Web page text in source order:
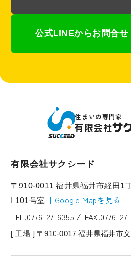
公式LINEからお問合せ
住まいの専門家
有限会社サクシード
〒910-0011 福井県福井市経田1
I 101号室
Google Mapを見る
TEL.0776-27-6355 ⁄ FAX.0776-
[ 工場 ] 〒910-0017 福井県福井市